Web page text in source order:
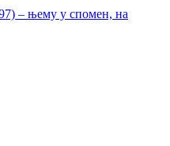
– њему у спомен, на